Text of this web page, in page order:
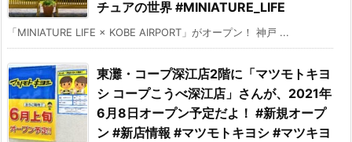
チュアの世界 #MINIATURE_LIFE
「MINIATURE LIFE × KOBE AIRPORT」がオープン！ 神戸 ...
東灘・コープ深江店2階に「マツモトキヨ
シ コープこうべ深江店」さんが、2021年
6月8日オープン予定だよ！ #新規オープ
ン #新店情報 #マツモトキヨシ #マツキヨ